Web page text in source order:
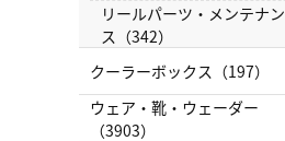
リールパーツ・メンテナン
ス（342）
クーラーボックス（197）
ウェア・靴・ウェーダー
（3903）